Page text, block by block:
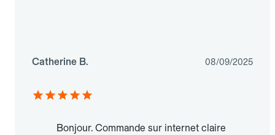
Catherine B. 08/09/2025
Bonjour. Commande sur internet claire